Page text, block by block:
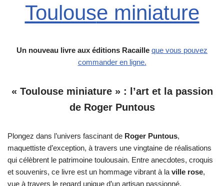
Toulouse miniature
Un nouveau livre aux éditions Racaille que vous pouvez
commander en ligne.
« Toulouse miniature » : l’art et la passion
de Roger Puntous
Plongez dans l’univers fascinant de Roger Puntous,
maquettiste d’exception, à travers une vingtaine de réalisations
qui célèbrent le patrimoine toulousain. Entre anecdotes, croquis
et souvenirs, ce livre est un hommage vibrant à la ville rose,
vue à travers le regard unique d’un artisan passionné.